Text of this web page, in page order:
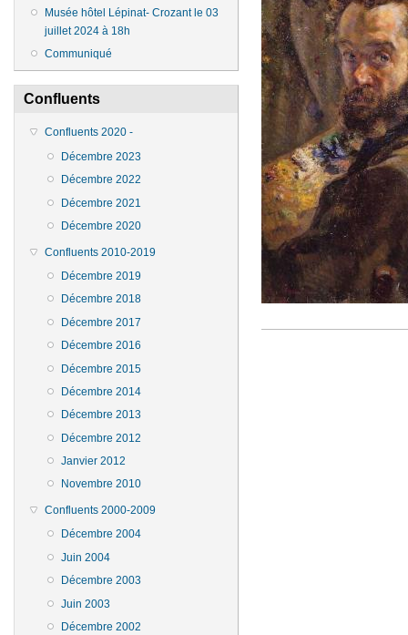
Musée hôtel Lépinat- Crozant le 03
juillet 2024 à 18h
Communiqué
Confluents
Confluents 2020 -
Décembre 2023
Décembre 2022
Décembre 2021
Décembre 2020
Confluents 2010-2019
Décembre 2019
Décembre 2018
Décembre 2017
Décembre 2016
Décembre 2015
Décembre 2014
Décembre 2013
Décembre 2012
Janvier 2012
Novembre 2010
Confluents 2000-2009
Décembre 2004
Juin 2004
Décembre 2003
Juin 2003
Décembre 2002